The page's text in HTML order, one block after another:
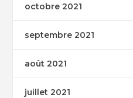
octobre 2021
septembre 2021
août 2021
juillet 2021